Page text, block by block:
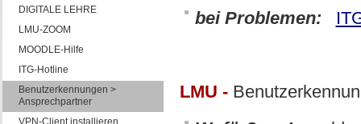
DIGITALE LEHRE
LMU-ZOOM
MOODLE-Hilfe
ITG-Hotline
Benutzerkennungen >
Ansprechpartner
VPN-Client installieren
bei Problemen:
LMU -